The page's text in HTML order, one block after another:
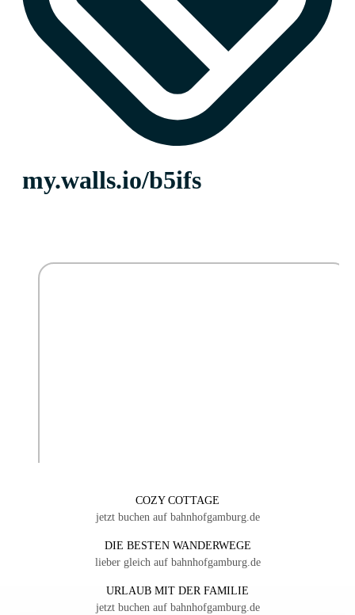
COZY COTTAGE
jetzt buchen auf bahnhofgamburg.de
DIE BESTEN WANDERWEGE
lieber gleich auf bahnhofgamburg.de
URLAUB MIT DER FAMILIE
jetzt buchen auf bahnhofgamburg.de